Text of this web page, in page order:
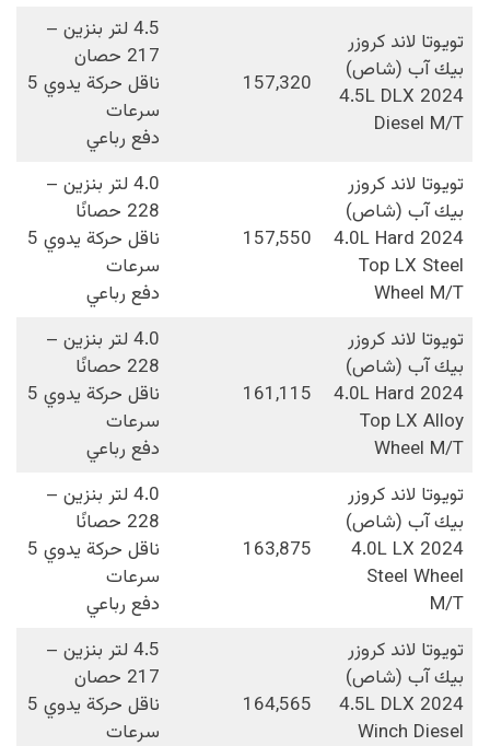
تويوتا لاند كروزر
بيك آب (شاص)
2024 4.5L DLX
Diesel M/T
157,320
4.5 لتر بنزين –
217 حصان
ناقل حركة يدوي 5
سرعات
دفع رباعي
تويوتا لاند كروزر
بيك آب (شاص)
2024 4.0L Hard
Top LX Steel
Wheel M/T
157,550
4.0 لتر بنزين –
228 حصانًا
ناقل حركة يدوي 5
سرعات
دفع رباعي
تويوتا لاند كروزر
بيك آب (شاص)
2024 4.0L Hard
Top LX Alloy
Wheel M/T
161,115
4.0 لتر بنزين –
228 حصانًا
ناقل حركة يدوي 5
سرعات
دفع رباعي
تويوتا لاند كروزر
بيك آب (شاص)
2024 4.0L LX
Steel Wheel
M/T
163,875
4.0 لتر بنزين –
228 حصانًا
ناقل حركة يدوي 5
سرعات
دفع رباعي
تويوتا لاند كروزر
بيك آب (شاص)
2024 4.5L DLX
Winch Diesel
164,565
4.5 لتر بنزين –
217 حصان
ناقل حركة يدوي 5
سرعات